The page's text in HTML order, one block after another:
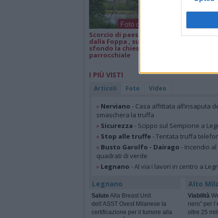
Foto dei lettori
Scorcio di paesaggio
dalla Foppa , sullo
sfondo la chiesa
parrocchiale
Isa e Lele 50
I PIÙ VISTI
Articoli Foto Video
» Nerviano - Casa affittata all’insaputa
smaschera la truffa
» Sicurezza - Scippo sul Sempione a
» Stop alle truffe- Tentata truffa
» Busto Garolfo - Dairago - Incendio
quadrati di verde
» Legnano - Al via i lavori in centro a
Legnano
Salute Alla Breast Unit
dell’ASST Ovest Milanese la
certificazione per il tumore alla
Alto
Viabilità
nero” per
oltre 25